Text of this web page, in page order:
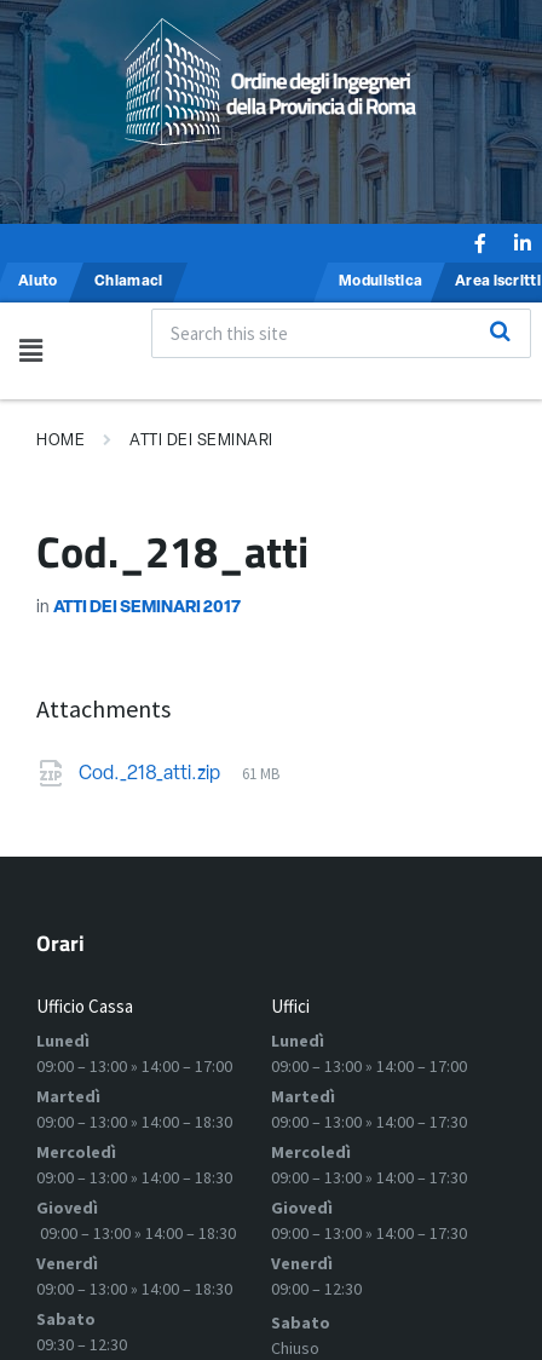
Aiuto Chiamaci Modulistica Area iscritti
HOME ATTI DEI SEMINARI
Cod._218_atti
in ATTI DEI SEMINARI 2017
Attachments
Cod._218_atti.zip 61 MB
Orari
Ufficio Cassa
Lunedì
09:00 – 13:00 » 14:00 – 17:00
Martedì
09:00 – 13:00 » 14:00 – 18:30
Mercoledì
09:00 – 13:00 » 14:00 – 18:30
Giovedì
09:00 – 13:00 » 14:00 – 18:30
Venerdì
09:00 – 13:00 » 14:00 – 18:30
Sabato
09:30 – 12:30
Uffici
Lunedì
09:00 – 13:00 » 14:00 – 17:00
Martedì
09:00 – 13:00 » 14:00 – 17:30
Mercoledì
09:00 – 13:00 » 14:00 – 17:30
Giovedì
09:00 – 13:00 » 14:00 – 17:30
Venerdì
09:00 – 12:30
Sabato
Chiuso